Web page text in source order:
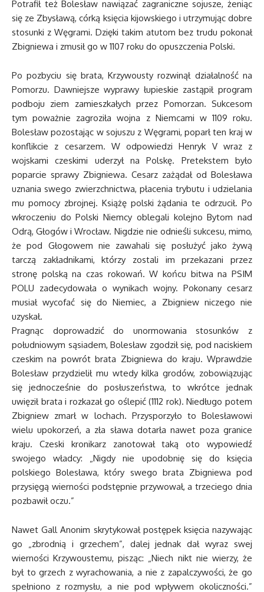
Potrafił też Bolesław nawiązać zagraniczne sojusze, żeniąc
się ze Zbysławą, córką księcia kijowskiego i utrzymując dobre
stosunki z Węgrami. Dzięki takim atutom bez trudu pokonał
Zbigniewa i zmusił go w 1107 roku do opuszczenia Polski.
Po pozbyciu się brata, Krzywousty rozwinął działalność na
Pomorzu. Dawniejsze wyprawy łupieskie zastąpił program
podboju ziem zamieszkałych przez Pomorzan. Sukcesom
tym poważnie zagroziła wojna z Niemcami w 1109 roku.
Bolesław pozostając w sojuszu z Węgrami, poparł ten kraj w
konflikcie z cesarzem. W odpowiedzi Henryk V wraz z
wojskami czeskimi uderzył na Polskę. Pretekstem było
poparcie sprawy Zbigniewa. Cesarz zażądał od Bolesława
uznania swego zwierzchnictwa, płacenia trybutu i udzielania
mu pomocy zbrojnej. Książę polski żądania te odrzucił. Po
wkroczeniu do Polski Niemcy oblegali kolejno Bytom nad
Odrą, Głogów i Wrocław. Nigdzie nie odnieśli sukcesu, mimo,
że pod Głogowem nie zawahali się posłużyć jako żywą
tarczą zakładnikami, którzy zostali im przekazani przez
stronę polską na czas rokowań. W końcu bitwa na PSIM
POLU zadecydowała o wynikach wojny. Pokonany cesarz
musiał wycofać się do Niemiec, a Zbigniew niczego nie
uzyskał.
Pragnąc doprowadzić do unormowania stosunków z
południowym sąsiadem, Bolesław zgodził się, pod naciskiem
czeskim na powrót brata Zbigniewa do kraju. Wprawdzie
Bolesław przydzielił mu wtedy kilka grodów, zobowiązując
się jednocześnie do posłuszeństwa, to wkrótce jednak
uwięził brata i rozkazał go oślepić (1112 rok). Niedługo potem
Zbigniew zmarł w lochach. Przysporzyło to Bolesławowi
wielu upokorzeń, a zła sława dotarła nawet poza granice
kraju. Czeski kronikarz zanotował taką oto wypowiedź
swojego władcy: „Nigdy nie upodobnię się do księcia
polskiego Bolesława, który swego brata Zbigniewa pod
przysięgą wierności podstępnie przywował, a trzeciego dnia
pozbawił oczu.”
Nawet Gall Anonim skrytykował postępek księcia nazywając
go „zbrodnią i grzechem”, dalej jednak dał wyraz swej
wierności Krzywoustemu, pisząc: „Niech nikt nie wierzy, że
był to grzech z wyrachowania, a nie z zapalczywości, że go
spełniono z rozmysłu, a nie pod wpływem okoliczności.”